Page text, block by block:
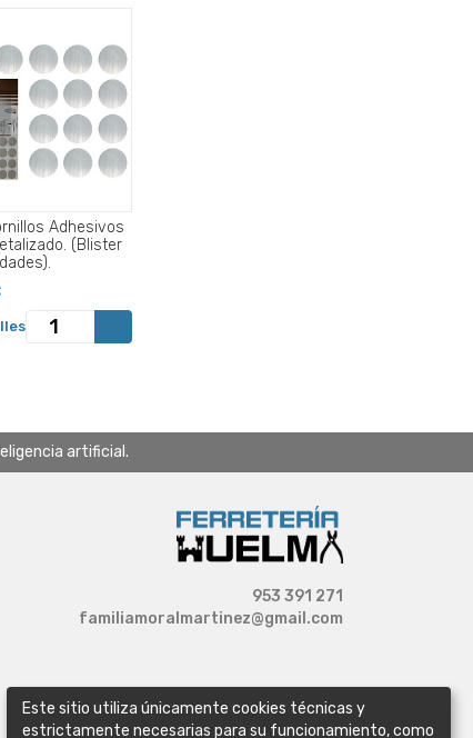
Adhesivos
(Blister
artificial.
953 391 271
familiamoralmartinez@gmail.com
Este sitio utiliza únicamente cookies técnicas y
estrictamente necesarias para su funcionamiento, como